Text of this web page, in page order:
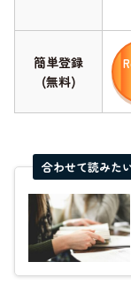
簡単登録
(無料)
合わせて読みた